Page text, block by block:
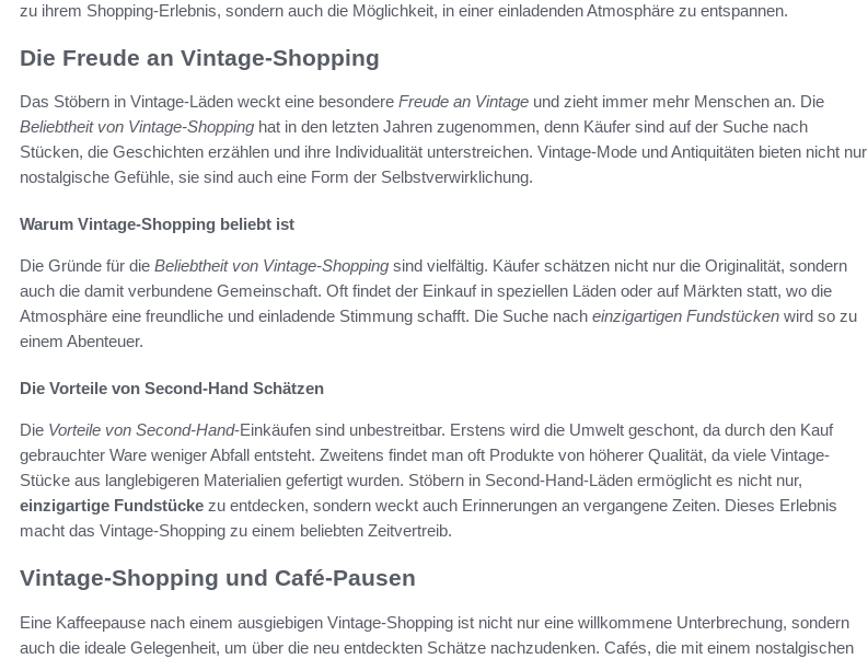
zu ihrem Shopping-Erlebnis, sondern auch die Möglichkeit, in einer einladenden Atmosphäre zu entspannen.
Die Freude an Vintage-Shopping
Das Stöbern in Vintage-Läden weckt eine besondere Freude an Vintage und zieht immer mehr Menschen an. Die
Beliebtheit von Vintage-Shopping hat in den letzten Jahren zugenommen, denn Käufer sind auf der Suche nach
Stücken, die Geschichten erzählen und ihre Individualität unterstreichen. Vintage-Mode und Antiquitäten bieten nicht nur
nostalgische Gefühle, sie sind auch eine Form der Selbstverwirklichung.
Warum Vintage-Shopping beliebt ist
Die Gründe für die Beliebtheit von Vintage-Shopping sind vielfältig. Käufer schätzen nicht nur die Originalität, sondern
auch die damit verbundene Gemeinschaft. Oft findet der Einkauf in speziellen Läden oder auf Märkten statt, wo die
Atmosphäre eine freundliche und einladende Stimmung schafft. Die Suche nach einzigartigen Fundstücken wird so zu
einem Abenteuer.
Die Vorteile von Second-Hand Schätzen
Die Vorteile von Second-Hand-Einkäufen sind unbestreitbar. Erstens wird die Umwelt geschont, da durch den Kauf
gebrauchter Ware weniger Abfall entsteht. Zweitens findet man oft Produkte von höherer Qualität, da viele Vintage-
Stücke aus langlebigeren Materialien gefertigt wurden. Stöbern in Second-Hand-Läden ermöglicht es nicht nur,
einzigartige Fundstücke zu entdecken, sondern weckt auch Erinnerungen an vergangene Zeiten. Dieses Erlebnis
macht das Vintage-Shopping zu einem beliebten Zeitvertreib.
Vintage-Shopping und Café-Pausen
Eine Kaffeepause nach einem ausgiebigen Vintage-Shopping ist nicht nur eine willkommene Unterbrechung, sondern
auch die ideale Gelegenheit, um über die neu entdeckten Schätze nachzudenken. Cafés, die mit einem nostalgischen